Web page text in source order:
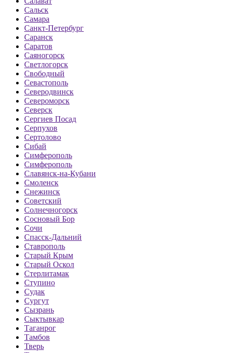
Сальск
Самара
Санкт-Петербург
Саранск
Саратов
Саяногорск
Светлогорск
Свободный
Севастополь
Северодвинск
Североморск
Северск
Сергиев Посад
Серпухов
Сертолово
Сибай
Симферополь
Симферополь
Славянск-на-Кубани
Смоленск
Снежинск
Советский
Солнечногорск
Сосновый Бор
Сочи
Спасск-Дальний
Ставрополь
Старый Крым
Старый Оскол
Стерлитамак
Ступино
Судак
Сургут
Сызрань
Сыктывкар
Таганрог
Тамбов
Тверь